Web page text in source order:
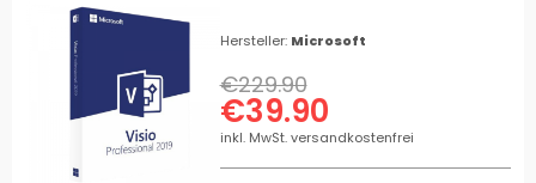
Hersteller: Microsoft
€39.90
€229.90
inkl. MwSt. versandkostenfrei